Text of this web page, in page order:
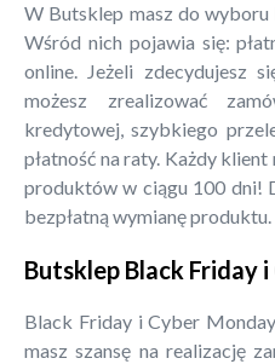
W Butsklep masz do
Wśród nich pojawia się:
online. Jeżeli zdecydujesz
możesz zrealizować
kredytowej, szybkiego
płatność na raty. Każdy
produktów w ciągu 100 dni!
bezpłatną wymianę produktu.
Butsklep Black Friday
Black Friday i Cyber
masz szansę na realizację